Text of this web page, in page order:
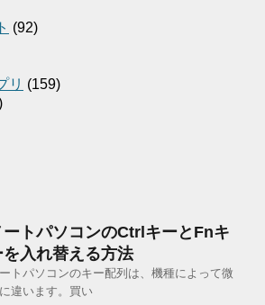
(92)
リ (159)
ートパソコンのCtrlキーとFnキ
を入れ替える方法
トパソコンのキー配列は、機種によって微
違います。買い